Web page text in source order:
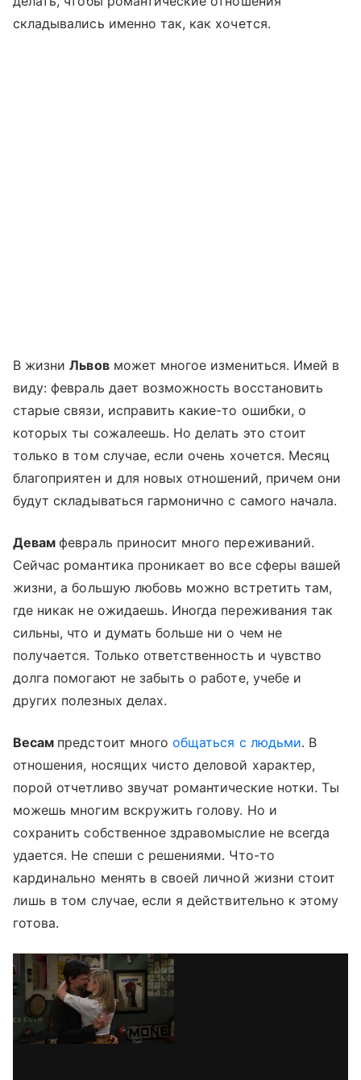
складывались именно так, как хочется.
В жизниЛьвовможет многое измениться. Имей в
виду: февраль дает возможность восстановить
старые связи, исправить какие-то ошибки, о
которых ты сожалеешь. Но делать это стоит
только в том случае, если очень хочется. Месяц
благоприятен и для новых отношений, причем они
будут складываться гармонично с самого начала.
Девамфевраль приносит много переживаний.
Сейчас романтика проникает во все сферы вашей
жизни, а большую любовь можно встретить там,
где никак не ожидаешь. Иногда переживания так
сильны, что и думать больше ни о чем не
получается. Только ответственность и чувство
долга помогают не забыть о работе, учебе и
других полезных делах.
Весам предстоит многообщаться с людьми. В
отношения, носящих чисто деловой характер,
порой отчетливо звучат романтические нотки. Ты
можешь многим вскружить голову. Но и
сохранить собственное здравомыслие не всегда
удается. Не спеши с решениями. Что-то
кардинально менять в своей личной жизни стоит
лишь в том случае, если я действительно к этому
готова.